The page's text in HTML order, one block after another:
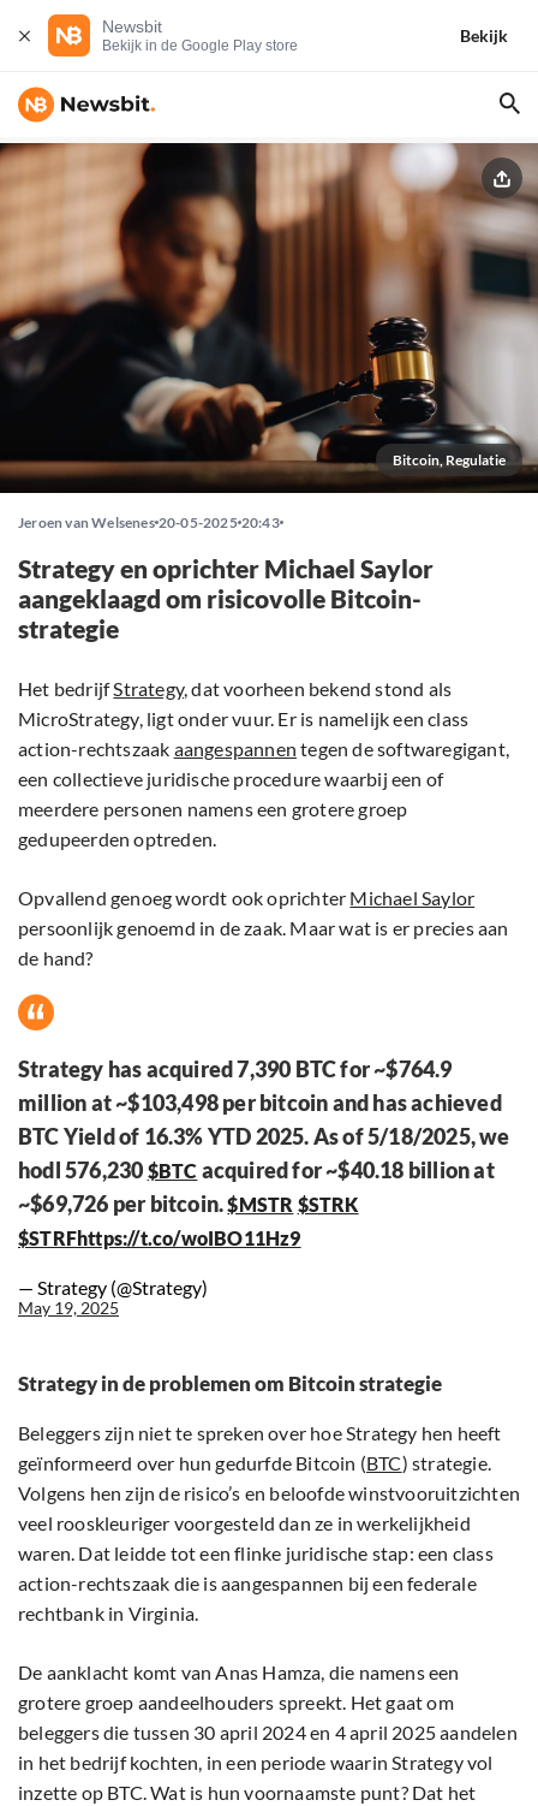
Newsbit
Bekijk in de Google Play store
Bekijk
Bitcoin, Regulatie
Jeroen van Welsenes 20-05-2025 20:43
Strategy en oprichter Michael Saylor
aangeklaagd om risicovolle Bitcoin-
strategie
Het bedrijfStrategy, dat voorheen bekend stond als
MicroStrategy, ligt onder vuur. Er is namelijk een class
action-rechtszaak aangespannen tegen de softwaregigant,
een collectieve juridische procedure waarbij een of
meerdere personen namens een grotere groep
gedupeerden optreden.
Opvallend genoeg wordt ook oprichter Michael Saylor
persoonlijk genoemd in de zaak. Maar wat is er precies aan
de hand?
Strategy has acquired 7,390 BTC for ~$764.9
million at ~$103,498 per bitcoin and has achieved
BTC Yield of 16.3% YTD 2025. As of 5/18/2025, we
hodl 576,230 $BTC acquired for ~$40.18 billion at
~$69,726 per bitcoin.$MSTR $STRK
$STRFhttps://t.co/woIBO11Hz9
— Strategy (@Strategy)
May 19, 2025
Strategy in de problemen om Bitcoin strategie
Beleggers zijn niet te spreken over hoe Strategy hen heeft
geïnformeerd over hun gedurfde Bitcoin (BTC) strategie.
Volgens hen zijn de risico’s en beloofde winstvooruitzichten
veel rooskleuriger voorgesteld dan ze in werkelijkheid
waren. Dat leidde tot een flinke juridische stap: een class
action-rechtszaak die is aangespannen bij een federale
rechtbank in Virginia.
De aanklacht komt van Anas Hamza, die namens een
grotere groep aandeelhouders spreekt. Het gaat om
beleggers die tussen 30 april 2024 en 4 april 2025 aandelen
in het bedrijf kochten, in een periode waarin Strategy vol
inzette op BTC. Wat is hun voornaamste punt? Dat het